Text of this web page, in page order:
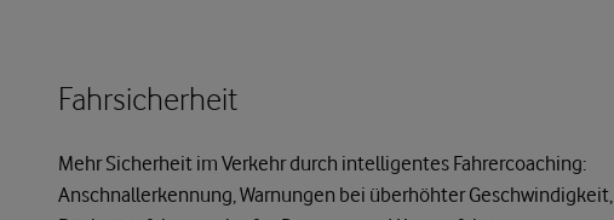
Fahrsicherheit
Mehr Sicherheit im Verkehr durch intelligentes Fahrercoaching:
Anschnallerkennung, Warnungen bei überhöhter Geschwindigkeit,